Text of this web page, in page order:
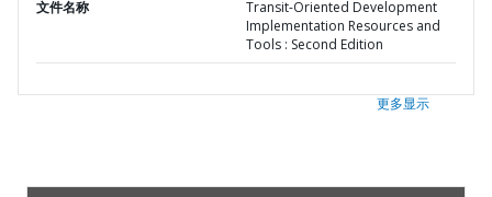
文件名称
Transit-Oriented Development
Implementation Resources and
Tools : Second Edition
更多显示